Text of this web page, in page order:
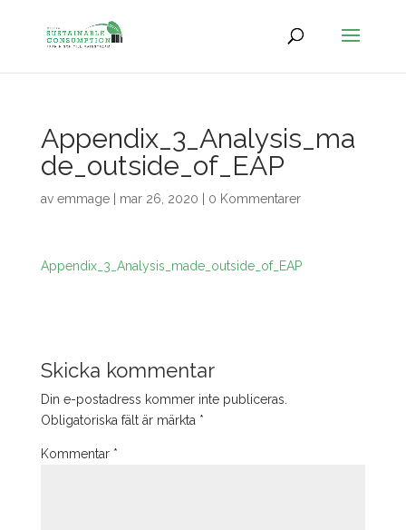
Appendix_3_Analysis_ma
de_outside_of_EAP
av emmage| mar 26, 2020 0 Kommentarer
Appendix_3_Analysis_made_outside_of_EAP
Skicka kommentar
Din e-postadress kommer inte publiceras.
Obligatoriska fält är märkta *
Kommentar *